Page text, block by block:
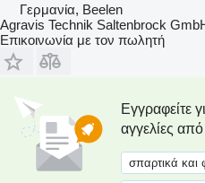
Γερμανία, Beelen
Agravis Technik Saltenbrock
Επικοινωνία με τον πωλητή
Εγγραφείτε
αγγελίες
σπαρτικά και